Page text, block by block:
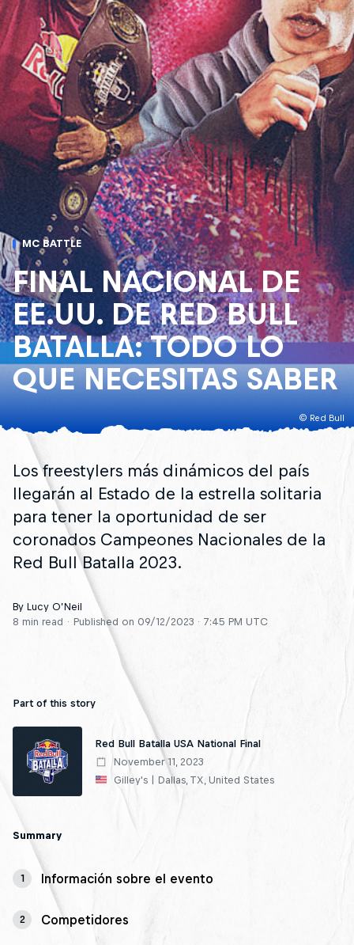
© Red Bull
MC BATTLE
FINAL NACIONAL DE
EE.UU. DE RED BULL
BATALLA: TODO LO
QUE NECESITAS SABER
Los freestylers más dinámicos del país
llegarán al Estado de la estrella solitaria
para tener la oportunidad de ser
coronados Campeones Nacionales de la
Red Bull Batalla 2023.
By Lucy O’Neil
8 min read
Published on 09/12/2023 · 7:45 PM UTC
Part of this story
Red Bull Batalla USA National Final
November 11, 2023
Gilley's | Dallas, TX, United States
Summary
1 Información sobre el evento
2 Competidores